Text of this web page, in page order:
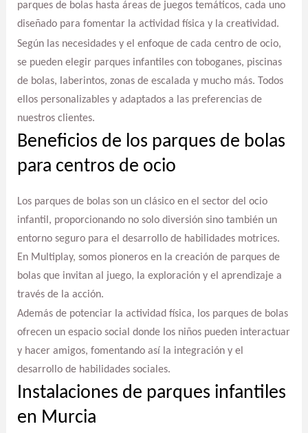
parques de bolas hasta áreas de juegos temáticos, cada uno
diseñado para fomentar la actividad física y la creatividad.
Según las necesidades y el enfoque de cada centro de ocio,
se pueden elegir parques infantiles con toboganes, piscinas
de bolas, laberintos, zonas de escalada y mucho más. Todos
ellos personalizables y adaptados a las preferencias de
nuestros clientes.
Beneficios de los parques de bolas
para centros de ocio
Los parques de bolas son un clásico en el sector del ocio
infantil, proporcionando no solo diversión sino también un
entorno seguro para el desarrollo de habilidades motrices.
En Multiplay, somos pioneros en la creación de parques de
bolas que invitan al juego, la exploración y el aprendizaje a
través de la acción.
Además de potenciar la actividad física, los parques de bolas
ofrecen un espacio social donde los niños pueden interactuar
y hacer amigos, fomentando así la integración y el
desarrollo de habilidades sociales.
Instalaciones de parques infantiles
en Murcia